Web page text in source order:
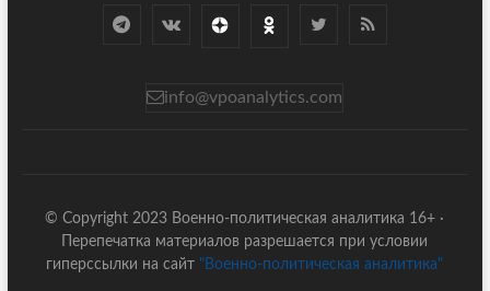
info@vpoanalytics.com
© Copyright 2023 Военно-политическая аналитика 16+ ·
Перепечатка материалов разрешается при условии
гиперссылки на сайт "Военно-политическая аналитика"